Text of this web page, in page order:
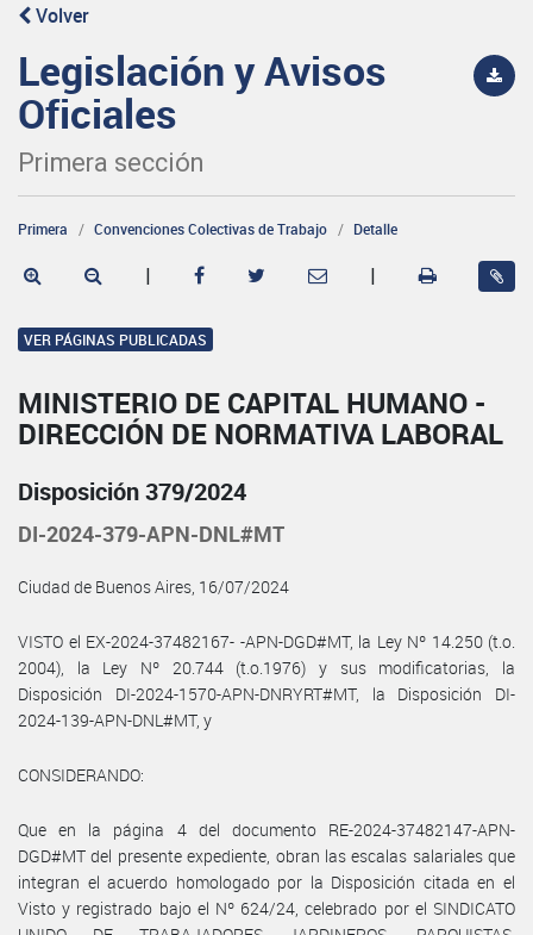
Volver
Legislación y Avisos
Oficiales
Primera sección
Primera Convenciones Colectivas de Trabajo Detalle
| |
VER PÁGINAS PUBLICADAS
MINISTERIO DE CAPITAL HUMANO -
DIRECCIÓN DE NORMATIVA LABORAL
Disposición 379/2024
DI-2024-379-APN-DNL#MT
Ciudad de Buenos Aires, 16/07/2024
VISTO el EX-2024-37482167- -APN-DGD#MT, la Ley Nº 14.250 (t.o.
2004), la Ley Nº 20.744 (t.o.1976) y sus modificatorias, la
Disposición DI-2024-1570-APN-DNRYRT#MT, la Disposición DI-
2024-139-APN-DNL#MT, y
CONSIDERANDO:
Que en la página 4 del documento RE-2024-37482147-APN-
DGD#MT del presente expediente, obran las escalas salariales que
integran el acuerdo homologado por la Disposición citada en el
Visto y registrado bajo el Nº 624/24, celebrado por el SINDICATO